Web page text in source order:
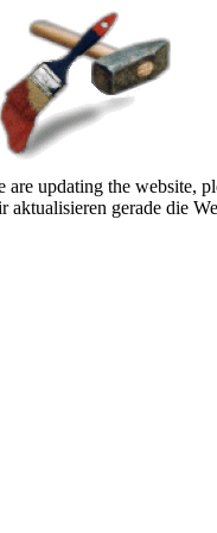
are updating the website,
aktualisieren gerade die